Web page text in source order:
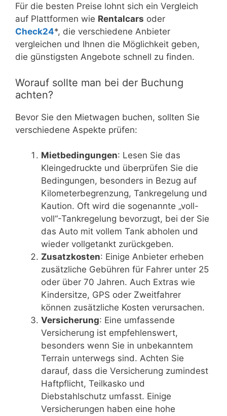
Für die besten Preise lohnt sich ein Vergleich
auf Plattformen wie Rentalcars oder
Check24*, die verschiedene Anbieter
vergleichen und Ihnen die Möglichkeit geben,
die günstigsten Angebote schnell zu finden.
Worauf sollte man bei der Buchung
achten?
Bevor Sie den Mietwagen buchen, sollten Sie
verschiedene Aspekte prüfen:
Mietbedingungen: Lesen Sie das
Kleingedruckte und überprüfen Sie die
Bedingungen, besonders in Bezug auf
Kilometerbegrenzung, Tankregelung und
Kaution. Oft wird die sogenannte „voll-
voll“-Tankregelung bevorzugt, bei der Sie
das Auto mit vollem Tank abholen und
wieder vollgetankt zurückgeben.
Zusatzkosten: Einige Anbieter erheben
zusätzliche Gebühren für Fahrer unter 25
oder über 70 Jahren. Auch Extras wie
Kindersitze, GPS oder Zweitfahrer
können zusätzliche Kosten verursachen.
Versicherung: Eine umfassende
Versicherung ist empfehlenswert,
besonders wenn Sie in unbekanntem
Terrain unterwegs sind. Achten Sie
darauf, dass die Versicherung zumindest
Haftpflicht, Teilkasko und
Diebstahlschutz umfasst. Einige
Versicherungen haben eine hohe